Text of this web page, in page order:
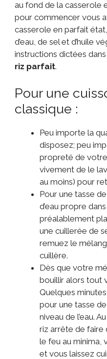
au fond de la casserole
pour commencer vous
casserole en parfait
d’eau, de sel et d’huile
instructions dictées
riz parfait.
Pour une
classique :
Peu importe la
disposez; peu
propreté de
vivement de le
au moins) pour
Pour une tasse
d’eau propre
préalablement
une cuillerée de
remuez le
cuillère.
Dès que votre
bouillir alors tout
Quelques
pour une tasse
niveau de l’eau.
riz arrête de faire
le feu au minima,
et vous laissez